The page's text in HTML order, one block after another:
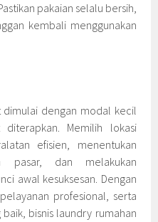
pakaian selalu bersih,
kembali menggunakan
dimulai dengan modal kecil
Memilih lokasi
efisien, menentukan
pasar, dan melakukan
awal kesuksesan. Dengan
profesional, serta
bisnis laundry rumahan